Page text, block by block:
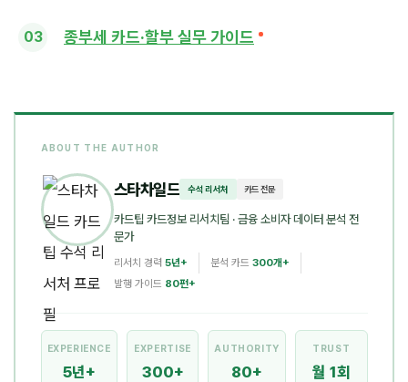
종부세 카드·할부 실무 가이드
ABOUT THE AUTHOR
스타차일드 수석 리서처 카드 전문
카드팁 카드정보 리서치팀 · 금융 소비자 데이터 분석 전
문가
리서치 경력 5년+ 분석 카드 300개+
발행 가이드 80편+
EXPERIENCE
5년+
EXPERTISE
300+
AUTHORITY
80+
TRUST
월 1회